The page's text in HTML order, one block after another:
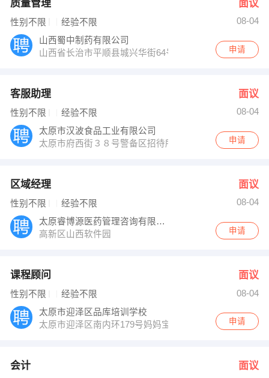
质量管理 面议
性别不限 经验不限
08-04
山西蜀中制药有限公司
山西省长治市平顺县城兴华街64号
申请
客服助理 面议
性别不限 经验不限
08-04
太原市汉波食品工业有限公司
太原市府西街３８号警备区招待所二楼综合管理部
申请
区域经理 面议
性别不限 经验不限
08-04
太原睿博源医药管理咨询有限公司
高新区山西软件园
申请
课程顾问 面议
性别不限 经验不限
08-04
太原市迎泽区品库培训学校
太原市迎泽区南内环179号妈妈宝贝3层天才宝贝申请
会计 面议